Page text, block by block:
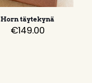
Horn täytekynä
€149.00